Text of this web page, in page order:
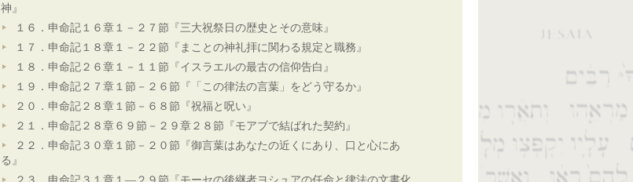
神』
１６．申命記１６章１－２７節『三大祝祭日の歴史とその意味』
１７．申命記１８章１－２２節『まことの神礼拝に関わる規定と職務』
１８．申命記２６章１－１１節『イスラエルの最古の信仰告白』
１９．申命記２７章１節－２６節『「この律法の言葉」をどう守るか』
２０．申命記２８章１節－６８節『祝福と呪い』
２１．申命記２８章６９節－２９章２８節『モアブで結ばれた契約』
２２．申命記３０章１節－２０節『御言葉はあなたの近くにあり、口と心にあ
る』